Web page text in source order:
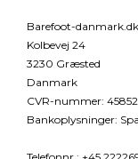
Barefoot-danmark.dk
Kolbevej 24
3230 Græsted
Danmark
CVR-nummer:
Bankoplysninger: